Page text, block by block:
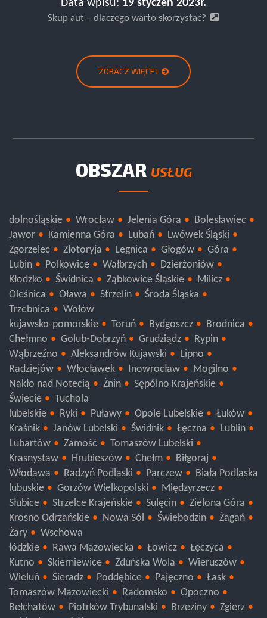
Data wpisu: 19 styczeń 2023r.
Skup aut – dlaczego warto skorzystać?
ZOBACZ WIĘCEJ
OBSZAR USŁUG
dolnośląskie Wrocław Jelenia Góra
Bolesławiec
Jawor
Kamienna Góra Lubań
Lwówek Śląski
Zgorzelec
Złotoryja Legnica Głogów
Góra
Lubin
Polkowice Wałbrzych
Dzierżoniów
Kłodzko
Świdnica Ząbkowice Śląskie
Milicz
Oleśnica
Oława Strzelin
Środa Śląska
Trzebnica
Wołów
kujawsko-pomorskie
Toruń Bydgoszcz
Brodnica
Chełmno
Golub-Dobrzyń Grudziądz
Rypin
Wąbrzeźno
Aleksandrów Kujawski
Lipno
Radziejów
Włocławek Inowrocław
Mogilno
Nakło nad Notecią
Żnin
Sępólno Krajeńskie
Świecie
Tuchola
lubelskie
Ryki Puławy Opole Lubelskie
Łuków
Kraśnik
Janów Lubelski Świdnik Łęczna
Lublin
Lubartów
Zamość
Tomaszów Lubelski
Krasnystaw
Hrubieszów Chełm
Biłgoraj
Włodawa
Radzyń Podlaski Parczew
Biała Podlaska
lubuskie
Gorzów Wielkopolski
Międzyrzecz
Słubice
Strzelce Krajeńskie Sulęcin
Zielona Góra
Krosno Odrzańskie
Nowa Sól Świebodzin
Żagań
Żary
Wschowa
łódzkie
Rawa Mazowiecka Łowicz
Łęczyca
Kutno
Skierniewice Zduńska Wola
Wieruszów
Wieluń
Sieradz Poddębice Pajęczno
Łask
Tomaszów Mazowiecki
Radomsko
Opoczno
Bełchatów
Piotrków Trybunalski Brzeziny Zgierz